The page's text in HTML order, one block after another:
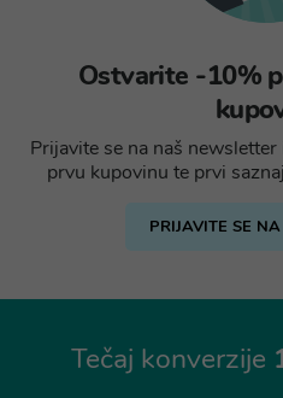
Ostvarite -10%
Prijavite se na naš
prvu kupovinu te prvi
PRIJAVITE SE
Tečaj konverzije